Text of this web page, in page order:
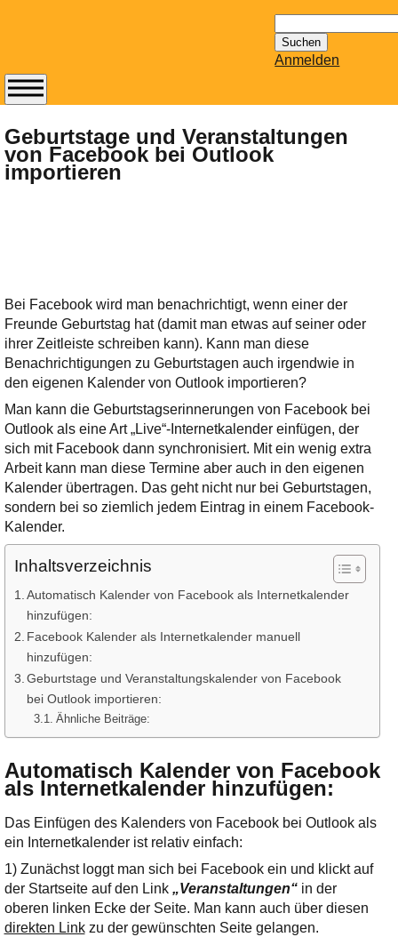
nach:
Anmelden
Geburtstage und Veranstaltungen
von Facebook bei Outlook
importieren
Bei Facebook wird man benachrichtigt, wenn einer der
Freunde Geburtstag hat (damit man etwas auf seiner oder
ihrer Zeitleiste schreiben kann). Kann man diese
Benachrichtigungen zu Geburtstagen auch irgendwie in
den eigenen Kalender von Outlook importieren?
Man kann die Geburtstagserinnerungen von Facebook bei
Outlook als eine Art „Live“-Internetkalender einfügen, der
sich mit Facebook dann synchronisiert. Mit ein wenig extra
Arbeit kann man diese Termine aber auch in den eigenen
Kalender übertragen. Das geht nicht nur bei Geburtstagen,
sondern bei so ziemlich jedem Eintrag in einem Facebook-
Kalender.
Inhaltsverzeichnis
Automatisch Kalender von Facebook als Internetkalender
hinzufügen:
Facebook Kalender als Internetkalender manuell
hinzufügen:
Geburtstage und Veranstaltungskalender von Facebook
bei Outlook importieren:
Ähnliche Beiträge:
Automatisch Kalender von Facebook
als Internetkalender hinzufügen:
Das Einfügen des Kalenders von Facebook bei Outlook als
ein Internetkalender ist relativ einfach:
1) Zunächst loggt man sich bei Facebook ein und klickt auf
der Startseite auf den Link „Veranstaltungen“in der
oberen linken Ecke der Seite. Man kann auch über diesen
direkten Linkzu der gewünschten Seite gelangen.
Abonnieren Sie den
14-tägig
erscheinenden
Newsletter von
bereithält!
Wie z.B. Outlook,
GMail, Thunderbird
oder auch
KuNoMail, usw.
Ihre E-Mail
Adresse:
E-Mail
E-Mail bestätigen